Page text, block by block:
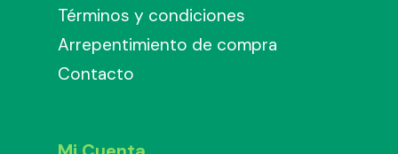
Términos y condiciones
Arrepentimiento de compra
Contacto